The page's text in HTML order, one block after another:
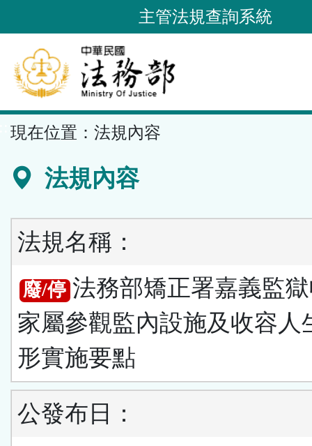
到
要
內
容
區
主管法規查詢系統
現在位置： 法規內容
法規內容
法規名稱：
廢/停 法務部矯正署嘉義監
家屬參觀監內設施及收容人
形實施要點
公發布日：